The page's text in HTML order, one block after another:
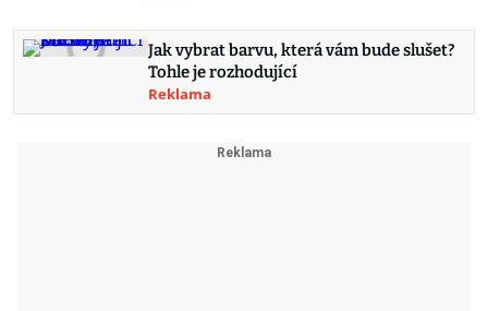
Jak vybrat barvu, která vám bude slušet?
Tohle je rozhodující
Reklama